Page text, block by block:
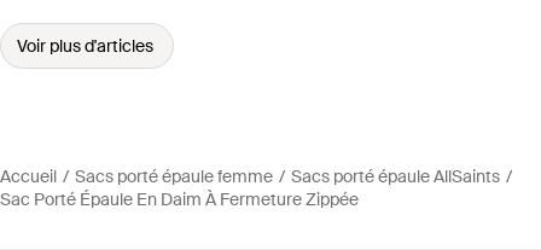
Voir plus d'articles
Accueil Sacs porté épaule femme
Sacs porté épaule AllSaints
Sac Porté Épaule En Daim À Fermeture Zippée